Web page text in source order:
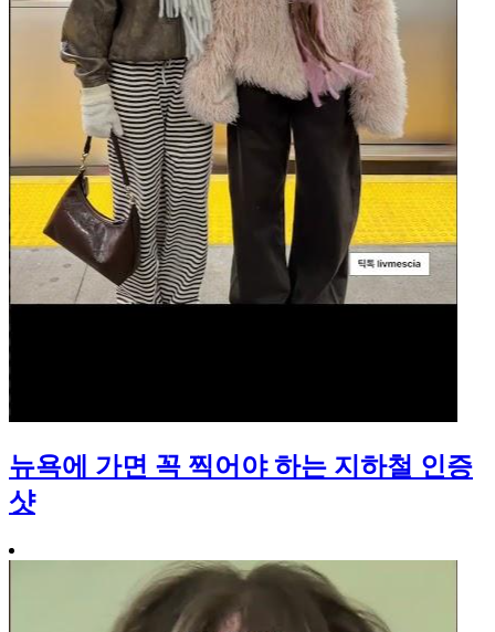
뉴욕에 가면 꼭 찍어야 하는 지하철 인증
샷